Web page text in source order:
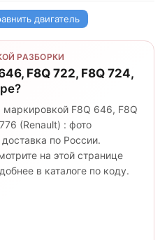
двигатель
РАЗБОРКИ
F8Q 722, F8Q 724,
F8Q 646, F8Q
(Renault) : фото
по России.
на этой странице
в каталоге по коду.